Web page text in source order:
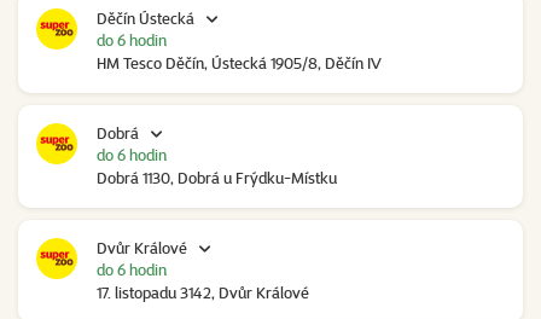
Děčín Ústecká
HM Tesco Děčín, Ústecká 1905/8, Děčín IV
do 6 hodin
Dobrá
Dobrá 1130, Dobrá u Frýdku-Místku
do 6 hodin
Dvůr Králové
17. listopadu 3142, Dvůr Králové
do 6 hodin